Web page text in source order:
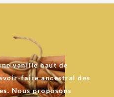
vanille haut de
faire ancestral des
Nous proposons